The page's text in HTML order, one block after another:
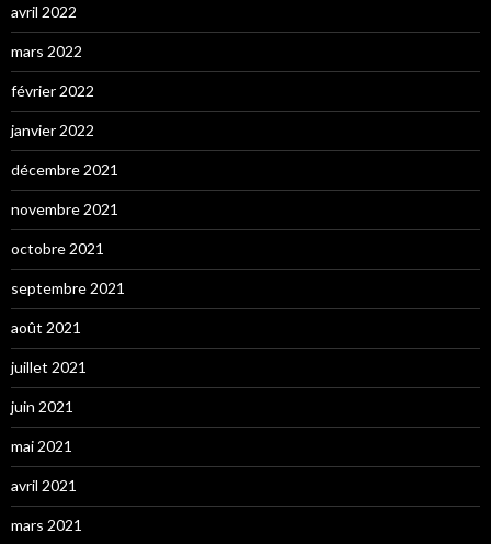
avril 2022
mars 2022
février 2022
janvier 2022
décembre 2021
novembre 2021
octobre 2021
septembre 2021
août 2021
juillet 2021
juin 2021
mai 2021
avril 2021
mars 2021